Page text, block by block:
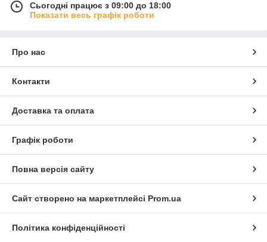
Сьогодні працює з 09:00 до 18:00
Показати весь графік роботи
Про нас
Контакти
Доставка та оплата
Графік роботи
Повна версія сайту
Сайт створено на маркетплейсі Prom.ua
Політика конфіденційності